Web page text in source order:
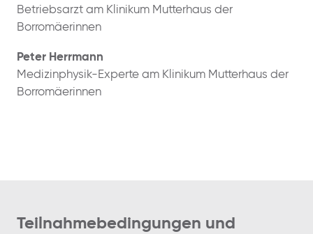
Betriebsarzt am Klinikum Mutterhaus der
Borromäerinnen
Peter Herrmann
Medizinphysik-Experte am Klinikum Mutterhaus der
Borromäerinnen
Teilnahmebedingungen und